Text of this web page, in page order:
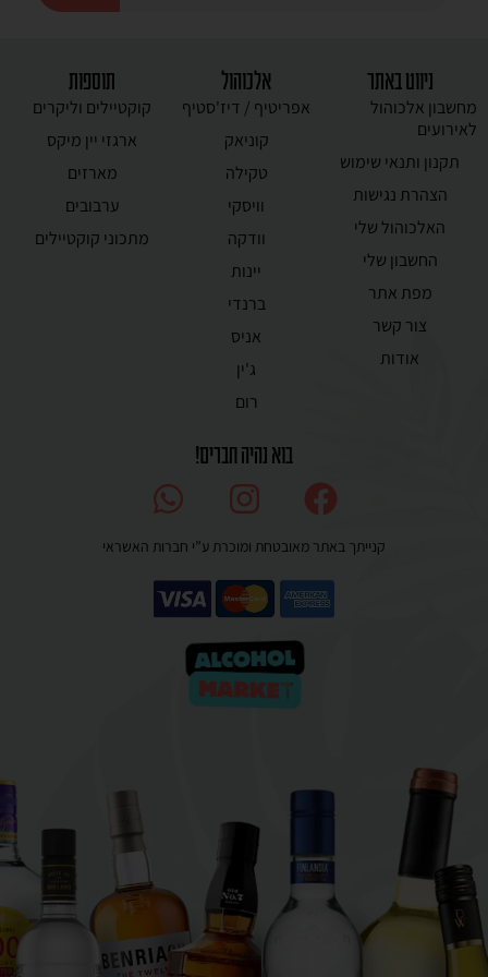
אלכוהול
אפריטיף / דיז'סטיף
קוניאק
טקילה
וויסקי
וודקה
יינות
ברנדי
אניס
ג'ין
רום
תוספות
קוקטיילים וליקרים
ארגזי יין מיקס
מארזים
ערבובים
מתכוני קוקטיילים
ניווט באתר
מחשבון אלכוהול
לאירועים
תקנון ותנאי שימוש
הצהרת נגישות
האלכוהול שלי
החשבון שלי
מפת אתר
צור קשר
אודות
בוא נהיה חברים!
קנייתך באתר מאובטחת ומוכרת ע”י חברות האשראי